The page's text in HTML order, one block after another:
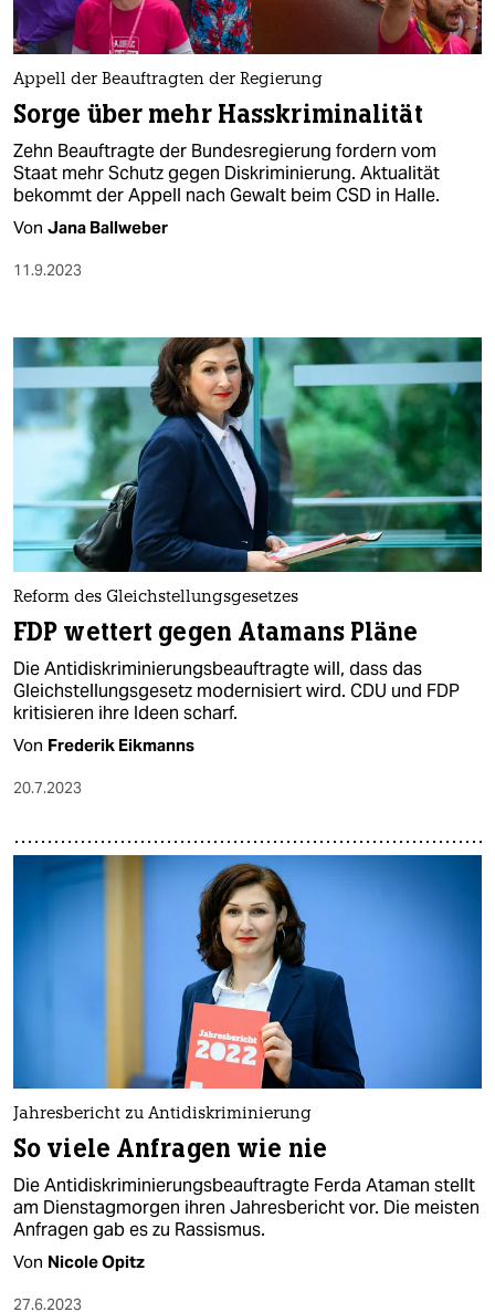
Appell der Beauftragten der Regierung
Sorge über mehr Hasskriminalität
Zehn Beauftragte der Bundesregierung fordern vom
Staat mehr Schutz gegen Diskriminierung. Aktualität
bekommt der Appell nach Gewalt beim CSD in Halle.
Von Jana Ballweber
11.9.2023
Reform des Gleichstellungsgesetzes
FDP wettert gegen Atamans Pläne
Die Antidiskriminierungsbeauftragte will, dass das
Gleichstellungsgesetz modernisiert wird. CDU und FDP
kritisieren ihre Ideen scharf.
Von Frederik Eikmanns
20.7.2023
Jahresbericht zu Antidiskriminierung
So viele Anfragen wie nie
Die Antidiskriminierungsbeauftragte Ferda Ataman stellt
am Dienstagmorgen ihren Jahresbericht vor. Die meisten
Anfragen gab es zu Rassismus.
Von Nicole Opitz
27.6.2023